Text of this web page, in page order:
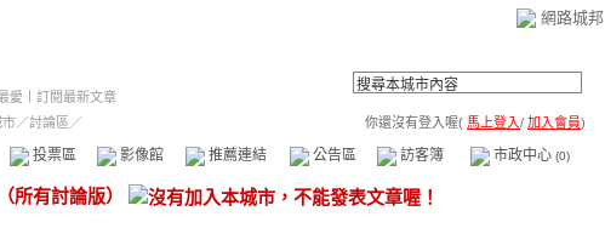
網路城邦
愛
訂閱最新文章
市／討論區／ 你還沒有登入喔( 馬上登入/ 加入會員)
投票區 影像館 推薦連結 公告區 訪客簿 市政中心 (0)
（所有討論版）